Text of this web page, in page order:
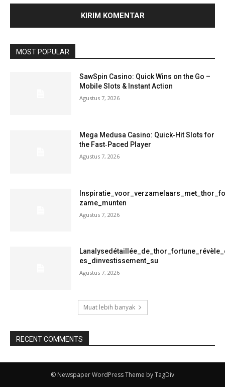
MOST POPULAR
SawSpin Casino: Quick Wins on the Go –
Mobile Slots & Instant Action
Agustus 7, 2026
Mega Medusa Casino: Quick‑Hit Slots for
the Fast‑Paced Player
Agustus 7, 2026
zame_munten
Agustus 7, 2026
es_dinvestissement_su
Agustus 7, 2026
Muat lebih banyak
RECENT COMMENTS
© Newspaper WordPress Theme by TagDiv